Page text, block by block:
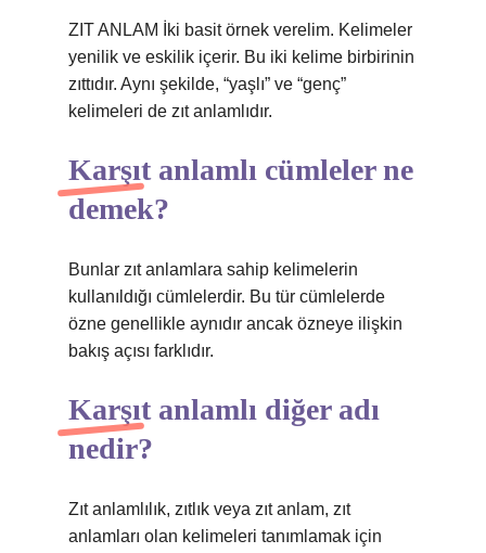
ZIT ANLAM İki basit örnek verelim. Kelimeler
yenilik ve eskilik içerir. Bu iki kelime birbirinin
zıttıdır. Aynı şekilde, “yaşlı” ve “genç”
kelimeleri de zıt anlamlıdır.
Karşıt anlamlı cümleler ne
demek?
Bunlar zıt anlamlara sahip kelimelerin
kullanıldığı cümlelerdir. Bu tür cümlelerde
özne genellikle aynıdır ancak özneye ilişkin
bakış açısı farklıdır.
Karşıt anlamlı diğer adı
nedir?
Zıt anlamlılık, zıtlık veya zıt anlam, zıt
anlamları olan kelimeleri tanımlamak için